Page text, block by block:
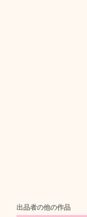
出品者の他の作品